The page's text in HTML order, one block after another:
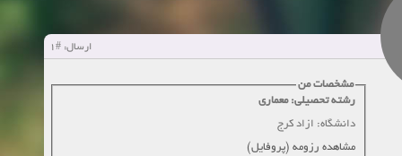
زمان:10-13-2024
زمان:10-11-2024
ارسال: #1
مشخصات من
رشته تحصیلی: معماری
دانشگاه: ازاد کرج
مشاهده رزومه (پروفایل)